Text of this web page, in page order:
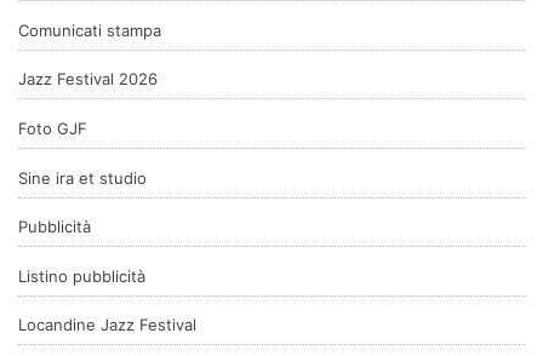
Comunicati stampa
Jazz Festival 2026
Foto GJF
Sine ira et studio
Pubblicità
Listino pubblicità
Locandine Jazz Festival